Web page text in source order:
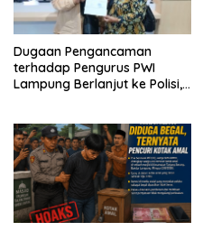
Dugaan Pengancaman
terhadap Pengurus PWI
Lampung Berlanjut ke Polisi,